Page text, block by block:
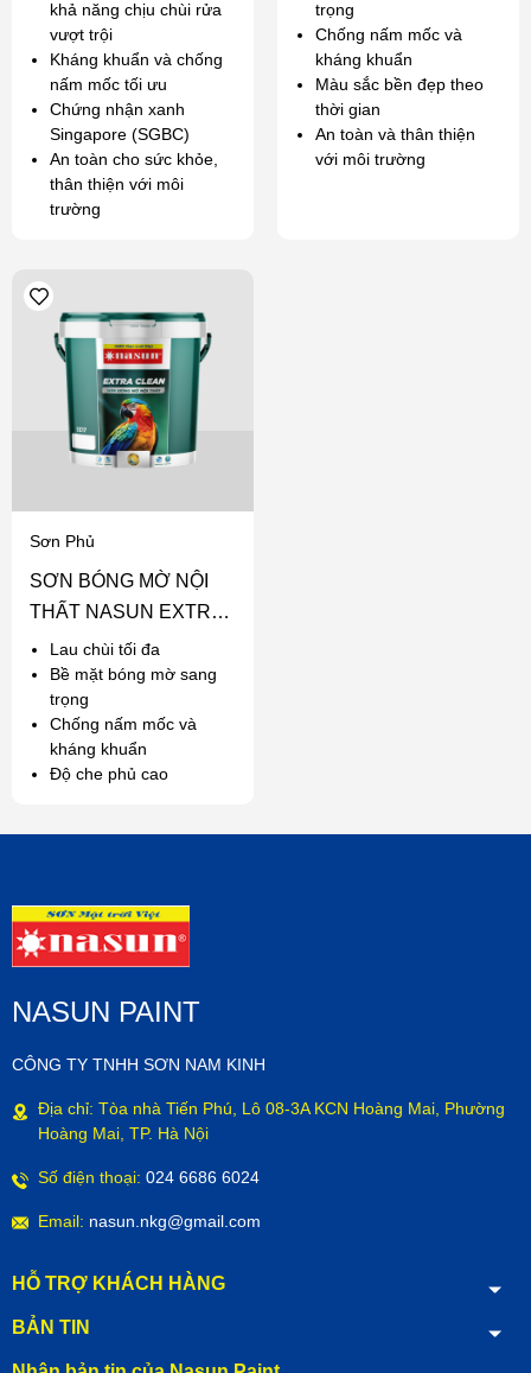
khả năng chịu chùi rửa
vượt trội
Kháng khuẩn và chống
nấm mốc tối ưu
Chứng nhận xanh
Singapore (SGBC)
An toàn cho sức khỏe,
thân thiện với môi
trường
trọng
Chống nấm mốc và
kháng khuẩn
Màu sắc bền đẹp theo
thời gian
An toàn và thân thiện
với môi trường
Sơn Phủ
SƠN BÓNG MỜ NỘI
THẤT NASUN EXTRA
CLEAN
Lau chùi tối đa
Bề mặt bóng mờ sang
trọng
Chống nấm mốc và
kháng khuẩn
Độ che phủ cao
NASUN PAINT
CÔNG TY TNHH SƠN NAM KINH
Địa chỉ: Tòa nhà Tiến Phú, Lô 08-3A KCN Hoàng Mai, Phường
Hoàng Mai, TP. Hà Nội
Số điện thoại: 024 6686 6024
Email: nasun.nkg@gmail.com
HỖ TRỢ KHÁCH HÀNG
BẢN TIN